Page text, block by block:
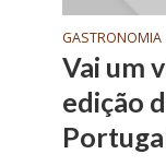
GASTRONOMIA
Vai um
edição